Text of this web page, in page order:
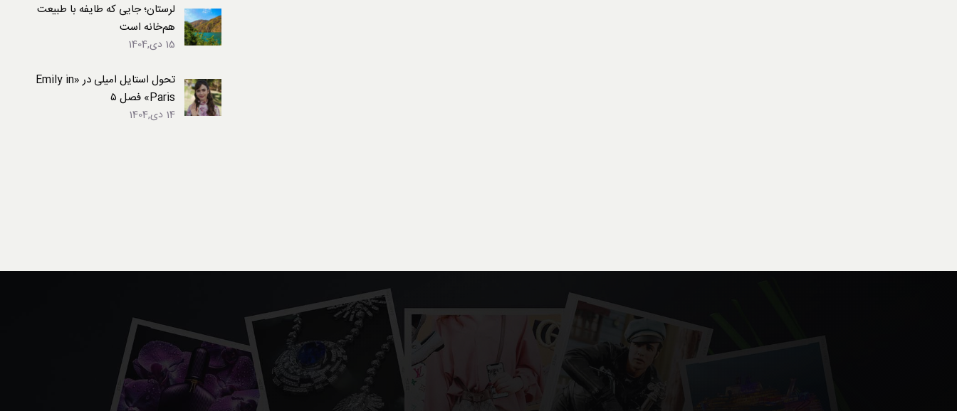
لرستان؛ جایی که طایفه با طبیعت
هم‌خانه است
15 دی,1404
تحول استایل امیلی در «Emily in
Paris» فصل ۵
14 دی,1404